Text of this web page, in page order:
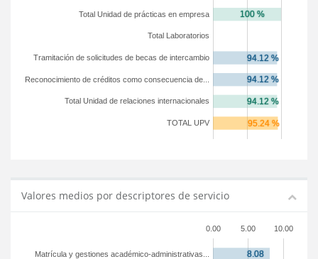
TOTAL UPV
Total Unidad de relaciones internacionales
Reconocimiento de créditos como consecuencia de...
Tramitación de solicitudes de becas de intercambio
Total Laboratorios
Total Unidad de prácticas en empresa
Valores medios por descriptores de servicio
0.00 5.00 10.00
Matrícula y gestiones académico-administrativas...